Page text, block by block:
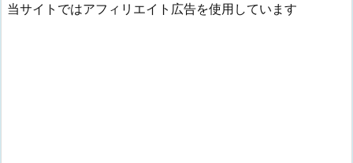
当サイトではアフィリエイト広告を使用しています